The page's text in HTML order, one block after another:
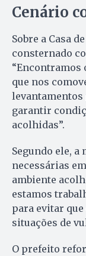
Cenário
Sobre a Casa
consternado
“Encontramos
que nos
levantamentos
garantir
acolhidas”.
Segundo ele,
necessárias
ambiente
estamos
para evitar
situações de
O prefeito